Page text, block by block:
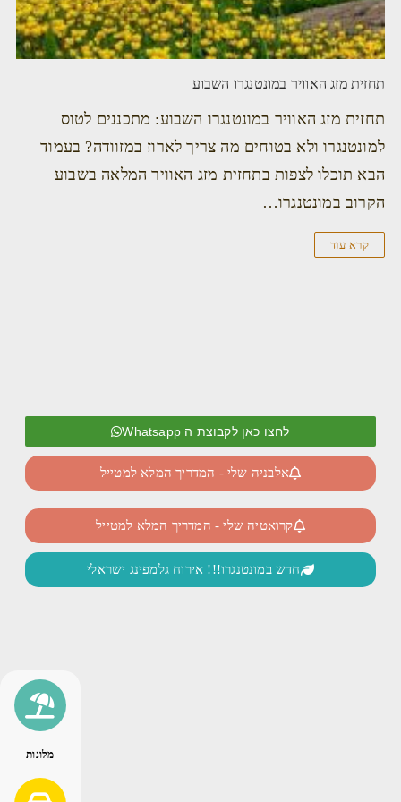
תחזית מזג האוויר במונטנגרו השבוע
תחזית מזג האוויר במונטנגרו השבוע: מתכננים לטוס
למונטנגרו ולא בטוחים מה צריך לארוז במזוודה? בעמוד
הבא תוכלו לצפות בתחזית מזג האוויר המלאה בשבוע
הקרוב במונטנגרו…
קרא עוד
לחצו כאן לקבוצת ה Whatsapp
אלבניה שלי - המדריך המלא למטייל
קרואטיה שלי - המדריך המלא למטייל
חדש במונטנגרו!!! אירוח גלמפינג ישראלי
מלונות